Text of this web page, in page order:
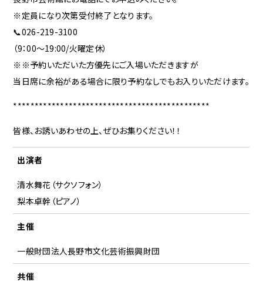
※定員になり次第受付終了となります。
📞026-219-3100
（9：00～19:00/火曜定休）
※※予約いただいた方優先にご入場いただきますが
当日席に余裕がある場合に限り予約なしでもお入りいただけます。
**********************************************
皆様、お誘いあわせの上、ぜひお集りください！！
出演者
清水舞花（サクソフォン）
梨本卓幹（ピアノ）
主催
一般財団法人長野市文化芸術振興財団
共催